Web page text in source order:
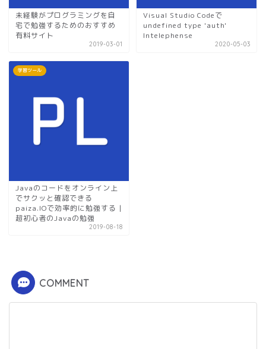
未経験がプログラミングを自
宅で勉強するためのおすすめ
有料サイト
2019-03-01
Visual Studio Codeで
undefined type 'auth'
Intelephense
2020-05-03
学習ツール
Javaのコードをオンライン上
でサクッと確認できる
paiza.IOで効率的に勉強する |
超初心者のJavaの勉強
2019-08-18
COMMENT